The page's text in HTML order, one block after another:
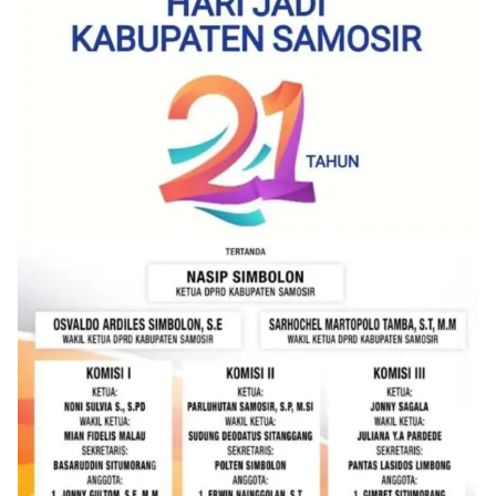
Sunggal sebagai bagian dari upaya menciptakan
situasi Kamtibmas yang aman dan kondusif,
warga dalam menyambut Hari Kemerdekaan RI.